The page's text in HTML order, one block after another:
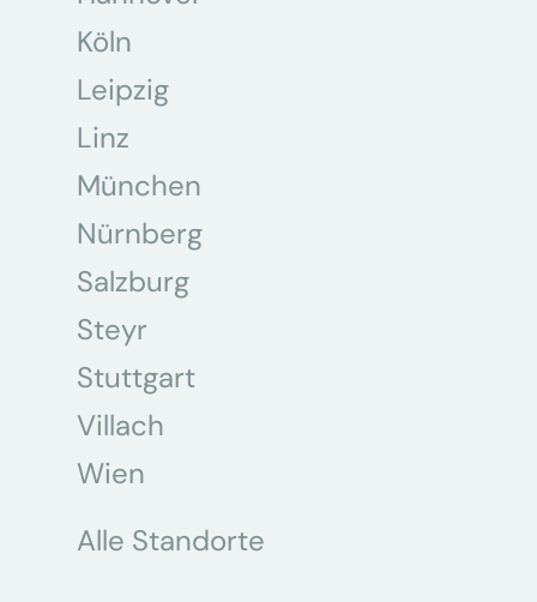
Köln
Leipzig
Linz
München
Nürnberg
Salzburg
Steyr
Stuttgart
Villach
Wien
Alle Standorte